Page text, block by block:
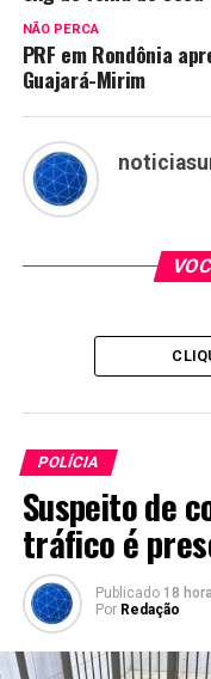
NÃO PERCA
PRF em Rondônia
Guajará-Mirim
POLÍCIA
Suspeito de
tráfico é
Publicado 18
Por Redação